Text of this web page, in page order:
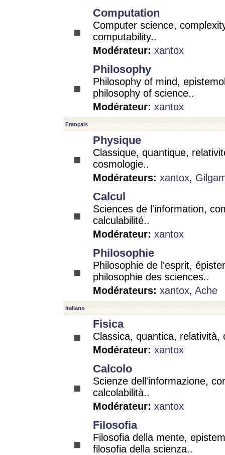
Computation
Computer science,
computability..
Modérateur: xantox
Philosophy
Philosophy of mind,
philosophy of science..
Modérateur: xantox
Français
Physique
Classique, quantique,
cosmologie..
Modérateurs: xantox,
Calcul
Sciences de l'information,
calculabilité..
Modérateur: xantox
Philosophie
Philosophie de l'esprit,
philosophie des sciences..
Modérateurs: xantox, Ache
Italiano
Fisica
Classica, quantica, relatività,
Modérateur: xantox
Calcolo
Scienze dell'informazione,
calcolabilità..
Modérateur: xantox
Filosofia
Filosofia della mente,
filosofia della scienza..